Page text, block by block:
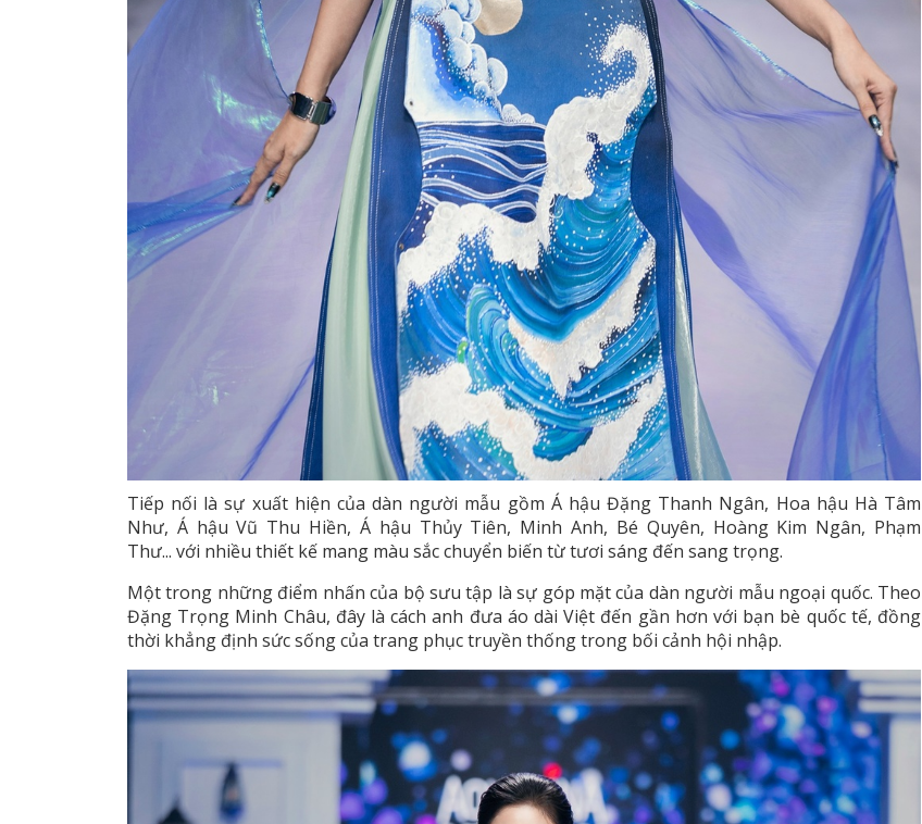
Tiếp nối là sự xuất hiện của dàn người mẫu gồm Á hậu Đặng Thanh Ngân, Hoa hậu Hà Tâm
Như, Á hậu Vũ Thu Hiền, Á hậu Thủy Tiên, Minh Anh, Bé Quyên, Hoàng Kim Ngân, Phạm
Thư... với nhiều thiết kế mang màu sắc chuyển biến từ tươi sáng đến sang trọng.
Một trong những điểm nhấn của bộ sưu tập là sự góp mặt của dàn người mẫu ngoại quốc. Theo
Đặng Trọng Minh Châu, đây là cách anh đưa áo dài Việt đến gần hơn với bạn bè quốc tế, đồng
thời khẳng định sức sống của trang phục truyền thống trong bối cảnh hội nhập.